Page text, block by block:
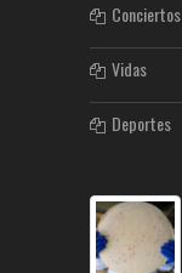
Conciertos
Vidas
Deportes